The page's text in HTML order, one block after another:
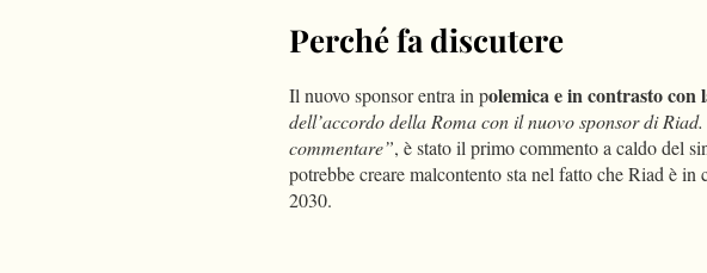
Perché fa discutere
Il nuovo sponsor entra in polemica e in contrasto con
dell’accordo della Roma con il nuovo sponsor di
commentare”, è stato il primo commento a caldo del
potrebbe creare malcontento sta nel fatto che Riad è
2030.